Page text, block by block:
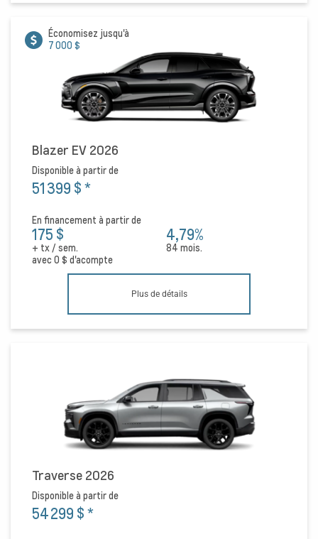
Économisez jusqu'à
7 000 $
Blazer EV 2026
Disponible à partir de
51 399 $*
En financement à partir de
175 $
+ tx / sem.
4,79%
84 mois.
avec0 $ d'acompte
Plus de détails
Traverse 2026
Disponible à partir de
54 299 $*